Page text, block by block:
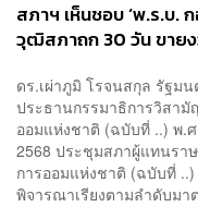
สภาฯ เห็นชอบ ‘พ.ร.บ.
วุฒิสภาถก 30 วัน ขาย
ดร.เผ่าภูมิ โรจนสกุล รัฐม
ประธานกรรมาธิการวิสา
ออมแห่งชาติ (ฉบับที่ ..) พ.
2568 ประชุมสภาผู้แทนร
การออมแห่งชาติ (ฉบับที่
พิจารณาเรียงตามลำดับมา